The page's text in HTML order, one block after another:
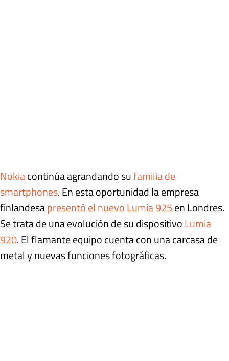
Nokiacontinúa agrandando sufamilia de
smartphones. En esta oportunidad la empresa
finlandesapresentó el nuevo Lumia 925en Londres.
Se trata de una evolución de su dispositivoLumia
920. El flamante equipo cuenta con una carcasa de
metal y nuevas funciones fotográficas.